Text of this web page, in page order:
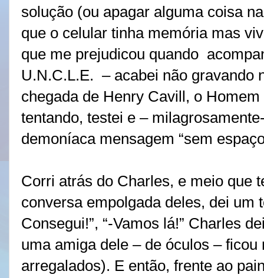
solução (ou apagar alguma coisa
que o celular tinha memória mas
que me prejudicou quando
U.N.C.L.E. – acabei não gravando
chegada de Henry Cavill, o
tentando, testei e –
demoníaca mensagem “sem
Corri atrás do Charles, e meio que
conversa empolgada deles, dei um
Consegui!”, “-Vamos lá!” Charles
uma amiga dele – de óculos –
arregalados). E então, frente ao